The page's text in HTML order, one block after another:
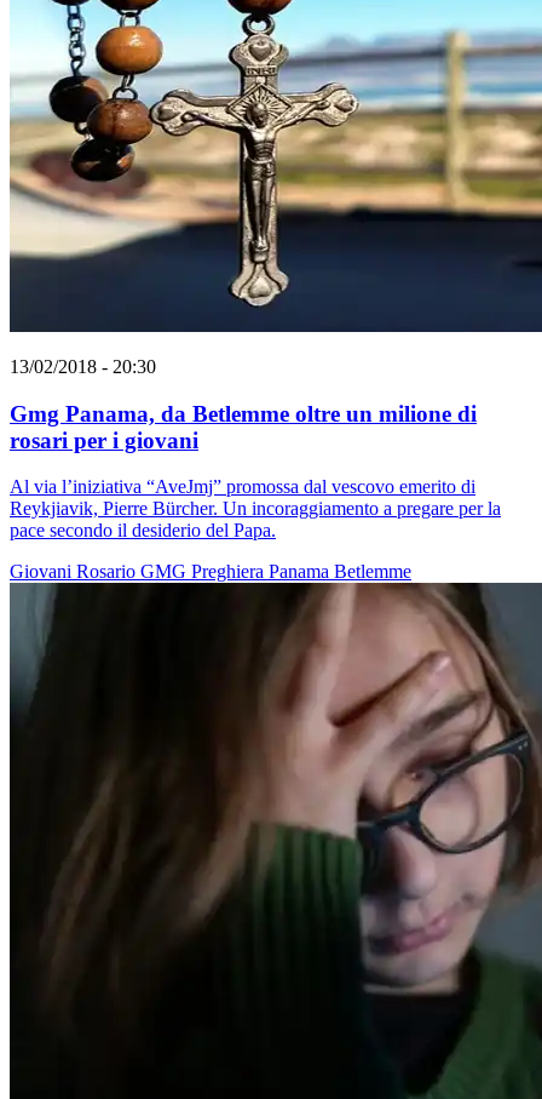
13/02/2018 - 20:30
Gmg Panama, da Betlemme oltre un milione di
rosari per i giovani
Al via l’iniziativa “AveJmj” promossa dal vescovo emerito di
Reykjiavik, Pierre Bürcher. Un incoraggiamento a pregare per la
pace secondo il desiderio del Papa.
Giovani Rosario GMG Preghiera Panama Betlemme